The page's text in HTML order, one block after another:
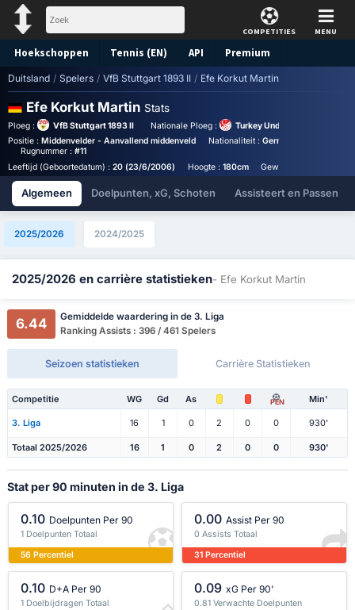
COMPETITIES MENU
Hoekschoppen Tennis (EN) API Premium
Voorspelling
Duitsland / Spelers / VfB Stuttgart 1893 II / Efe Korkut Martin
Efe Korkut Martin Stats
Ploeg : VfB Stuttgart 1893 II Nationale Ploeg :
Turkey Under 19
Positie : Middenvelder - Aanvallend middenveld Nationaliteit : Germany
Rugnummer : #11
Leeftijd (Geboortedatum) : 20 (23/6/2006) Hoogte : 180cm Gewicht :
Algemeen Doelpunten, xG, Schoten Assisteert en Passen
2025/2026 2024/2025
2025/2026 en carrière statistieken- Efe Korkut Martin
6.44
Gemiddelde waardering in de 3. Liga
Ranking Assists : 396 / 461 Spelers
Seizoen statistieken Carrière Statistieken
Competitie WG Gd As PEN Min'
3. Liga 16 1 0 2 0 0 930'
Totaal 2025/2026 16 1 0 2 0 0 930'
Stat per 90 minuten in de 3. Liga
0.10 Doelpunten Per 90
1 Doelpunten Totaal
56 Percentiel
0.00 Assist Per 90
0 Assists Totaal
31 Percentiel
0.10 D+A Per 90
1 Doelbijdragen Totaal
0.09 xG Per 90'
0.81 Verwachte Doelpunten